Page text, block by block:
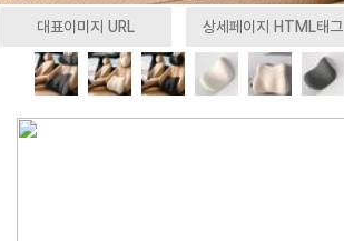
대표이미지 URL 상세페이지 HTML태그